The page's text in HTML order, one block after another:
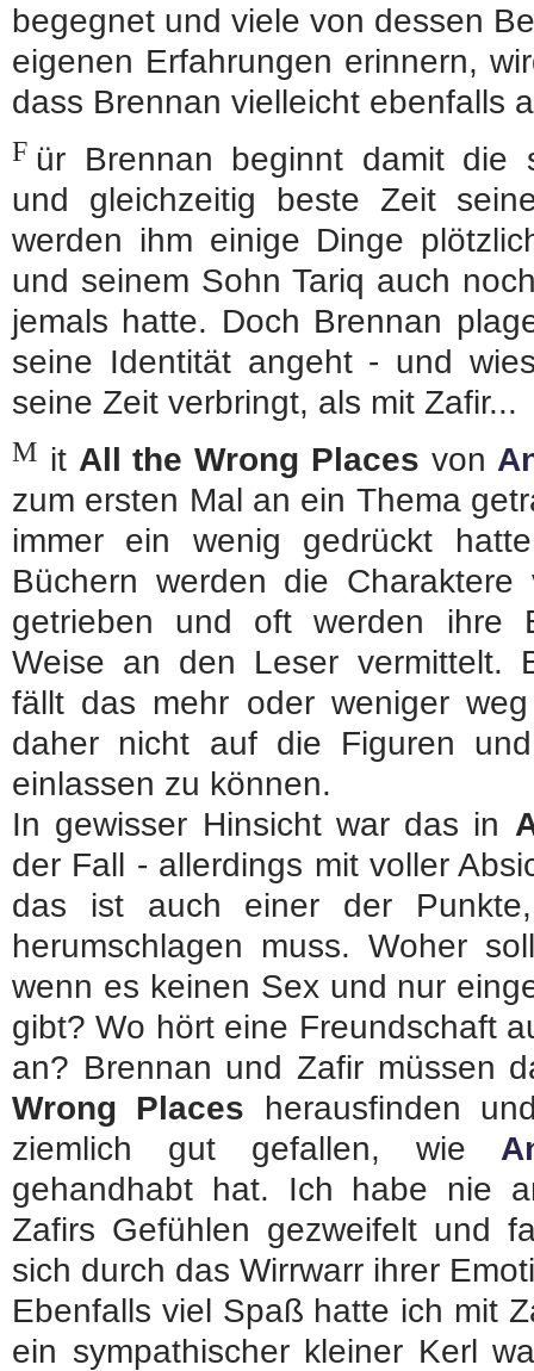
begegnet und viele von dessen
eigenen Erfahrungen erinnern,
dass Brennan vielleicht ebenfalls
F ür Brennan beginnt damit die
und gleichzeitig beste Zeit
werden ihm einige Dinge
und seinem Sohn Tariq auch
jemals hatte. Doch Brennan
seine Identität angeht - und
seine Zeit verbringt, als mit Zafir...
M it All the Wrong Places von
zum ersten Mal an ein Thema
immer ein wenig gedrückt
Büchern werden die
getrieben und oft werden ihre
Weise an den Leser vermittelt.
fällt das mehr oder weniger
daher nicht auf die Figuren
einlassen zu können.
In gewisser Hinsicht war das in
der Fall - allerdings mit voller
das ist auch einer der
herumschlagen muss. Woher
wenn es keinen Sex und nur
gibt? Wo hört eine Freundschaft
an? Brennan und Zafir müssen
Wrong Places herausfinden
ziemlich gut gefallen, wie
gehandhabt hat. Ich habe nie
Zafirs Gefühlen gezweifelt und
sich durch das Wirrwarr ihrer
Ebenfalls viel Spaß hatte ich mit
ein sympathischer kleiner Kerl